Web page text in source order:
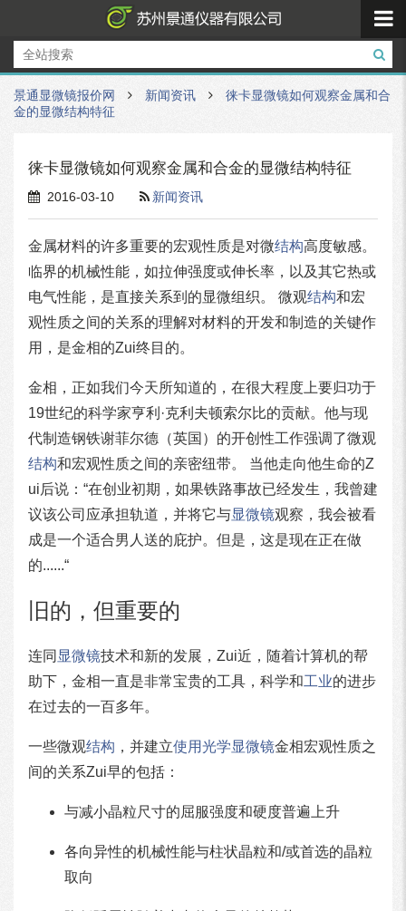
景通显微镜报价网 新闻资讯
徕卡显微镜如何观察金属和合
金的显微结构特征
徕卡显微镜如何观察金属和合金的显微结构特征
2016-03-10 新闻资讯
金属材料的许多重要的宏观性质是对微结构高度敏感。
临界的机械性能，如拉伸强度或伸长率，以及其它热或
电气性能，是直接关系到的显微组织。 微观结构和宏
观性质之间的关系的理解对材料的开发和制造的关键作
用，是金相的Zui终目的。
金相，正如我们今天所知道的，在很大程度上要归功于
19世纪的科学家亨利·克利夫顿索尔比的贡献。他与现
代制造钢铁谢菲尔德（英国）的开创性工作强调了微观
结构和宏观性质之间的亲密纽带。 当他走向他生命的Z
ui后说：“在创业初期，如果铁路事故已经发生，我曾建
议该公司应承担轨道，并将它与显微镜观察，我会被看
成是一个适合男人送的庇护。但是，这是现在正在做
的......“
旧的，但重要的
连同 显微镜技术和新的发展，Zui近，随着计算机的帮
助下，金相一直是非常宝贵的工具，科学和工业的进步
在过去的一百多年。
一些微观结构 ，并建立使用光学显微镜金相宏观性质之
间的关系Zui早的包括：
与减小晶粒尺寸的屈服强度和硬度普遍上升
各向异性的机械性能与柱状晶粒和/或首选的晶粒
取向